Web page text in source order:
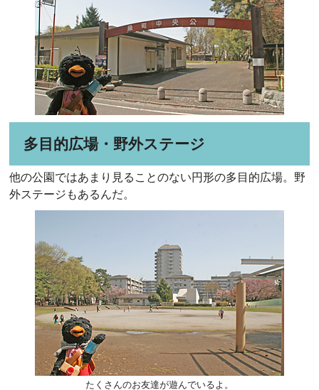
多目的広場・野外ステージ
他の公園ではあまり見ることのない円形の多目的広場。野
外ステージもあるんだ。
たくさんのお友達が遊んでいるよ。